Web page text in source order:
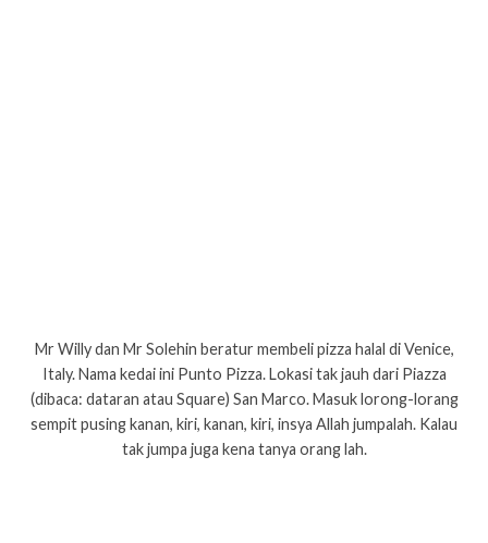
Mr Willy dan Mr Solehin beratur membeli pizza halal di Venice,
Italy. Nama kedai ini Punto Pizza. Lokasi tak jauh dari Piazza
(dibaca: dataran atau Square) San Marco. Masuk lorong-lorang
sempit pusing kanan, kiri, kanan, kiri, insya Allah jumpalah. Kalau
tak jumpa juga kena tanya orang lah.